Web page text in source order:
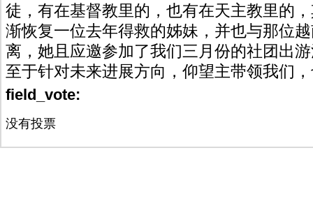
徒，有在基督教里的，也有在天主教里的
渐恢复一位去年得救的姊妹，并也与那位
离，她且应邀参加了我们三月份的社团出
至于针对未来进展方向，仰望主带领我们
field_vote:
没有投票